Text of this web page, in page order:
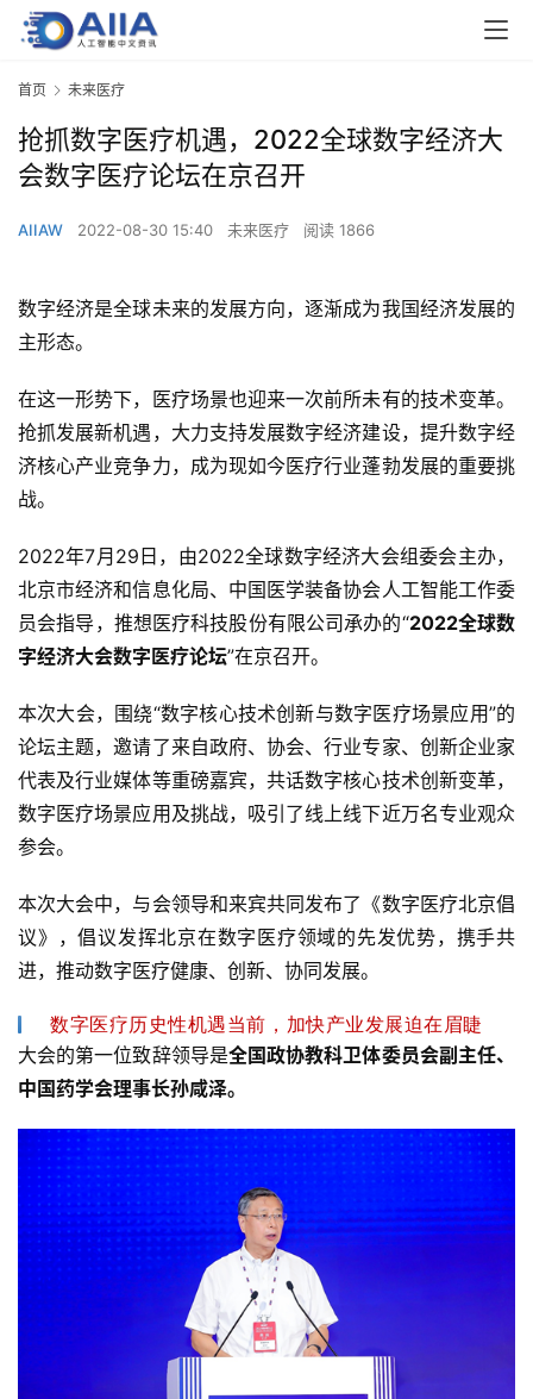
首页 未来医疗
抢抓数字医疗机遇，2022全球数字经济大
会数字医疗论坛在京召开
AIIAW 2022-08-30 15:40 未来医疗 阅读 1866
数字经济是全球未来的发展方向，逐渐成为我国经济发展的
主形态。
在这一形势下，医疗场景也迎来一次前所未有的技术变革。
抢抓发展新机遇，大力支持发展数字经济建设，提升数字经
济核心产业竞争力，成为现如今医疗行业蓬勃发展的重要挑
战。
2022年7月29日，由2022全球数字经济大会组委会主办，
北京市经济和信息化局、中国医学装备协会人工智能工作委
员会指导，推想医疗科技股份有限公司承办的“2022全球数
字经济大会数字医疗论坛”在京召开。
本次大会，围绕“数字核心技术创新与数字医疗场景应用”的
论坛主题，邀请了来自政府、协会、行业专家、创新企业家
代表及行业媒体等重磅嘉宾，共话数字核心技术创新变革，
数字医疗场景应用及挑战，吸引了线上线下近万名专业观众
参会。
本次大会中，与会领导和来宾共同发布了《数字医疗北京倡
议》，倡议发挥北京在数字医疗领域的先发优势，携手共
进，推动数字医疗健康、创新、协同发展。
数字医疗历史性机遇当前，加快产业发展迫在眉睫
大会的第一位致辞领导是全国政协教科卫体委员会副主任、
中国药学会理事长孙咸泽。